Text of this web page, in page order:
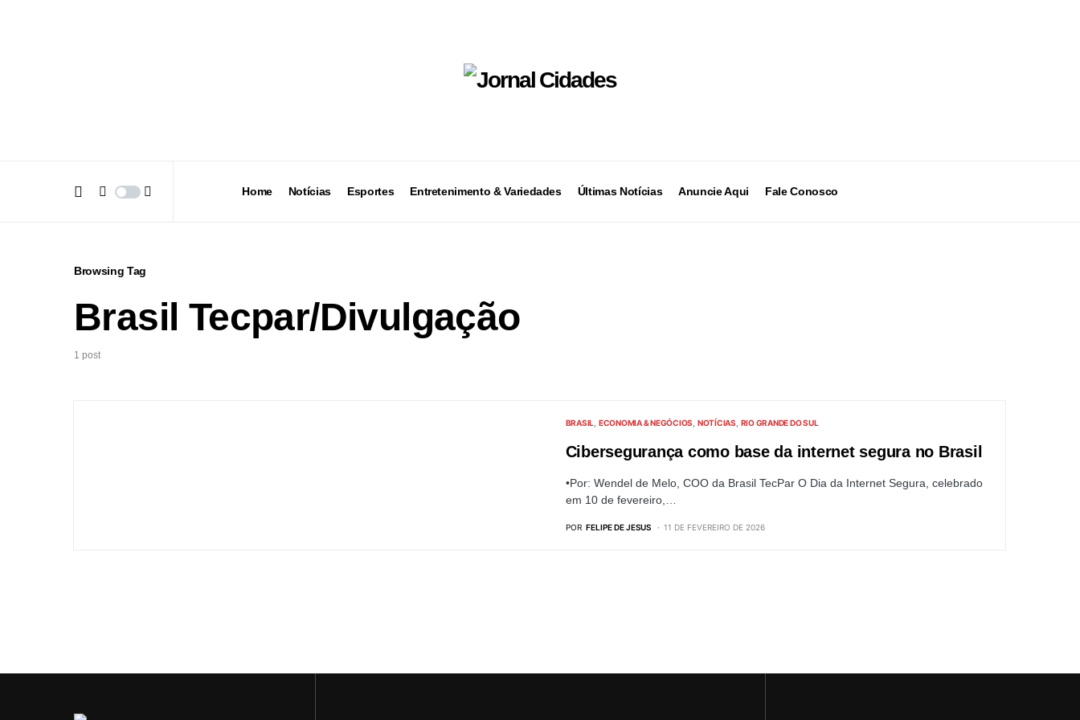
Home Notícias Esportes Entretenimento & Variedades Últimas Notícias Anuncie Aqui Fale Conosco
Browsing Tag
Brasil Tecpar/Divulgação
1 post
BRASIL ECONOMIA & NEGÓCIOS NOTÍCIAS RIO GRANDE DO SUL
Cibersegurança como base da internet segura no Brasil
•Por: Wendel de Melo, COO da Brasil TecPar O Dia da Internet Segura, celebrado
em 10 de fevereiro,…
POR FELIPE DE JESUS 11 DE FEVEREIRO DE 2026